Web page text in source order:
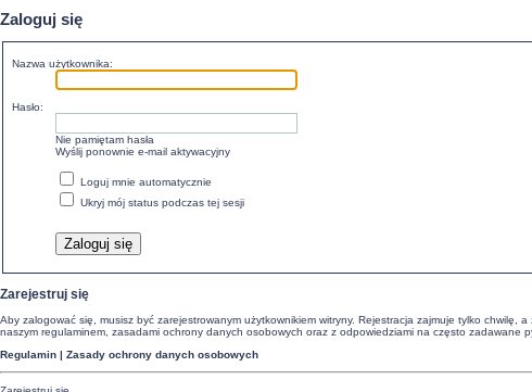
Zaloguj się
Nazwa użytkownika:
Hasło:
Nie pamiętam hasła
Wyślij ponownie e-mail aktywacyjny
Loguj mnie automatycznie
Ukryj mój status podczas tej sesji
Zarejestruj się
Aby zalogować się, musisz być zarejestrowanym użytkownikiem witryny. Rejestracja zajmuje tylko
naszym regulaminem, zasadami ochrony danych osobowych oraz z odpowiedziami na często
Regulamin | Zasady ochrony danych osobowych